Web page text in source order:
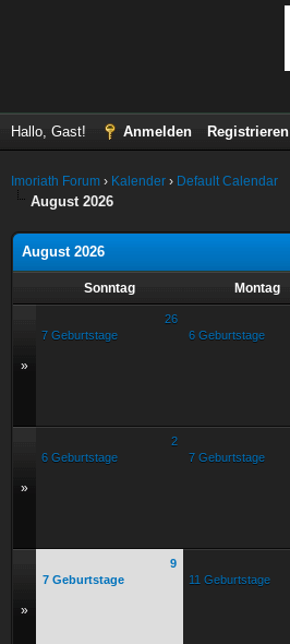
Hallo, Gast! Anmelden Registrieren
Imoriath Forum › Kalender › Default Calendar
August 2026
August 2026
Sonntag Montag
»
26
7 Geburtstage
6 Geburtstage
»
2
6 Geburtstage
7 Geburtstage
»
9
7 Geburtstage
11 Geburtstage